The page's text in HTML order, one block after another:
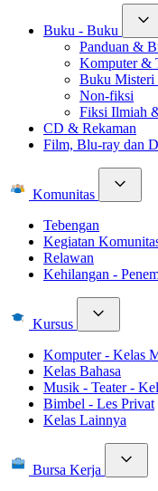
Buku - Buku
Panduan &
Komputer &
Buku
Non-fiksi
Fiksi Ilmiah
CD & Rekaman
Film, Blu-ray dan
Komunitas
Tebengan
Kegiatan
Relawan
Kehilangan -
Kursus
Komputer - Kelas
Kelas Bahasa
Musik - Teater -
Bimbel - Les Privat
Kelas Lainnya
Bursa Kerja